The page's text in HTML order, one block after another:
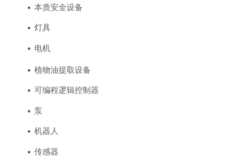
本质安全设备
灯具
电机
植物油提取设备
可编程逻辑控制器
泵
机器人
传感器